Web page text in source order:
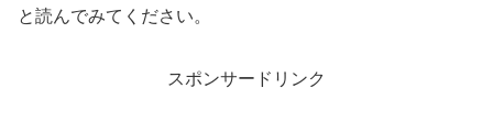
と読んでみてください。
スポンサードリンク